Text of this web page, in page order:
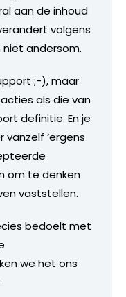
aan de inhoud
volgens
andersom.
;-), maar
als die van
definitie. En je
vanzelf ‘ergens
om te denken
vaststellen.
bedoelt met
we het ons